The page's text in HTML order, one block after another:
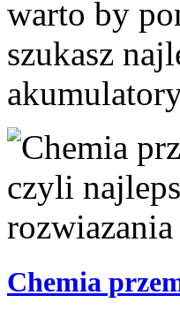
warto by
szukasz
Chemia